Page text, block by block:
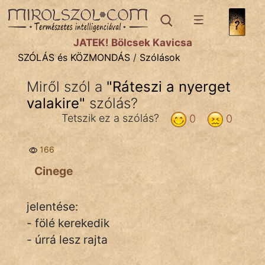
SZÓLÁS ÉS KÖZMONDÁStémák:
Bibliai
Közmondások
Szállóigék
Szóláscsoportok
Szólások
Tréfás
JÁTÉK! Bölcsek Kavicsa
SZÓLÁS és KÖZMONDÁS / Szólások
Miről szól a "Ráteszi a nyerget
valakire" szólás?
0
0
Tetszik ez a szólás?
166
Cinege
jelentése:
- fölé kerekedik
- úrrá lesz rajta